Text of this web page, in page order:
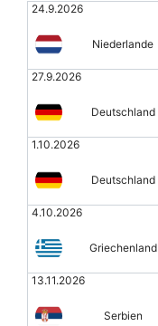
24.9.2026
Niederlande
27.9.2026
Deutschland
1.10.2026
Deutschland
4.10.2026
Griechenland
13.11.2026
Serbien